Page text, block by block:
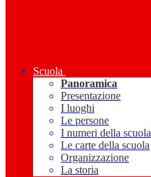
Scuola
Panoramica
Presentazione
I luoghi
Le persone
I numeri della scuola
Le carte della scuola
Organizzazione
La storia